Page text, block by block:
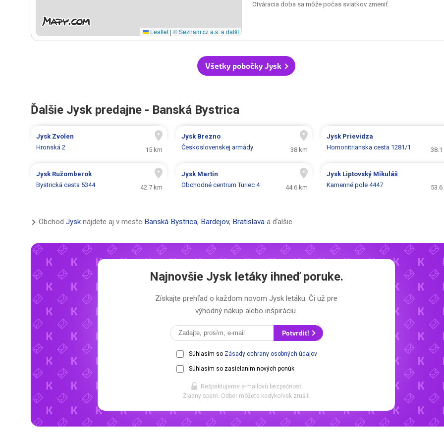
Leaflet | © Seznam.cz a.s. a další
Otváracia doba sa môže počas sviatkov zmeniť.
Všetky pobočky Jysk
Ďalšie Jysk predajne - Banská Bystrica
Jysk Zvolen
Hronská 2
15 km
Jysk Brezno
Československej armády
38 km
Jysk Prievidza
Hornonitrianska cesta 1281/1
38.1
Jysk Ružomberok
Bystrická cesta 5344
42.7 km
Jysk Martin
Obchodné centrum Turiec 4
44.6 km
Jysk Liptovský Mikuláš
Kamenné pole 4447
Obchod Jysk nájdete aj v meste Banská Bystrica, Bardejov, Bratislava a ďalšie.
Najnovšie Jysk letákyihneď poruke.
Získajte prehľad o každom novom Jysk letáku. Či už pre
výhodný nákup alebo inšpiráciu.
Potvrdiť!
Súhlasím so Zásady ochrany osobných údajov
Súhlasím so zasielaním nových ponúk
Rešpektujeme e-mailovú bezpečnosť.
Žiadny spam. Odber môžete kedykoľvek zrušiť.